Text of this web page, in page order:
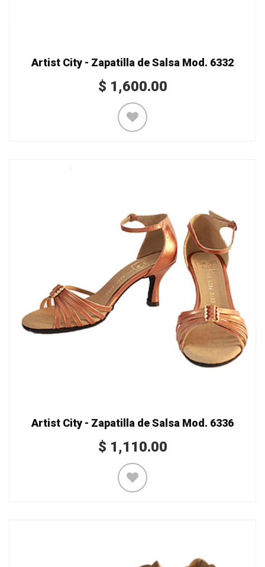
Artist City - Zapatilla de Salsa Mod. 6332
$ 1,600.00
Artist City - Zapatilla de Salsa Mod. 6336
$ 1,110.00